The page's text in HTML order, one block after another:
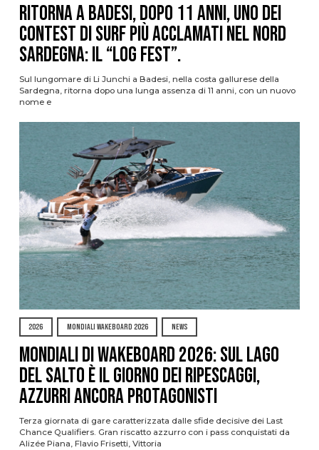
Ritorna a Badesi, dopo 11 anni, uno dei
contest di surf più acclamati nel nord
Sardegna: il “Log Fest”.
Sul lungomare di Li Junchi a Badesi, nella costa gallurese della
Sardegna, ritorna dopo una lunga assenza di 11 anni, con un nuovo
nome e
2026 MONDIALI WAKEBOARD 2026 NEWS
Mondiali di Wakeboard 2026: sul Lago
del Salto è il giorno dei ripescaggi,
azzurri ancora protagonisti
Terza giornata di gare caratterizzata dalle sfide decisive dei Last
Chance Qualifiers. Gran riscatto azzurro con i pass conquistati da
Alizée Piana, Flavio Frisetti, Vittoria